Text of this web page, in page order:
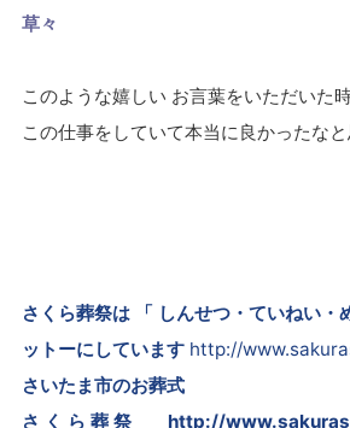
草々
このような嬉しい お言葉をいただいた
この仕事をしていて本当に良かったなと
さくら葬祭は 「 しんせつ・ていねい
ットーにしています http://
さいたま市のお葬式
さ く ら 葬 祭
http://